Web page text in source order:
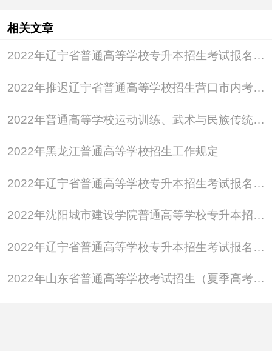
贸类等有英语口语考试成绩要求的院校或专业意愿的
业学校、中等专业学校、职业高级中学、技工学校）
（八）户籍未迁入我省，但在我省中等职业学校（含
（专科）分类考试招生。
录取并保留入学资格的学生；
相关文章
2022年辽宁省普通高等学校专升本招生考试报名工作通知
2022年推迟辽宁省普通高等学校招生营口市内考区考生体检工作的通知
2022年普通高等学校运动训练、武术与民族传统体育专业招生报名工作开始
2022年黑龙江普通高等学校招生工作规定
2022年辽宁省普通高等学校专升本招生考试报名开始
2022年沈阳城市建设学院普通高等学校专升本招生考试考生报名流程
2022年辽宁省普通高等学校专升本招生考试报名营口地区考生须知(图)
2022年山东省普通高等学校考试招生（夏季高考）工作实施办法